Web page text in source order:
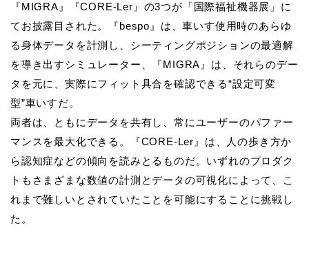
『MIGRA』『CORE-Ler』の3つが「国際福祉機器展」に
てお披露目された。『bespo』は、車いす使用時のあらゆ
る身体データを計測し、シーティングポジションの最適解
を導き出すシミュレーター、『MIGRA』は、それらのデー
タを元に、実際にフィット具合を確認できる“設定可変
型”車いすだ。
両者は、ともにデータを共有し、常にユーザーのパファー
マンスを最大化できる。『CORE-Ler』は、人の歩き方か
ら認知症などの傾向を読みとるものだ。いずれのプロダク
トもさまざまな数値の計測とデータの可視化によって、こ
れまで難しいとされていたことを可能にすることに挑戦し
た。